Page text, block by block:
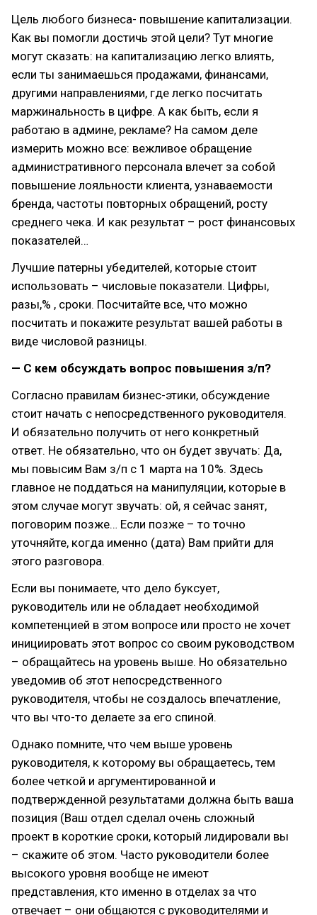
Цель любого бизнеса- повышение капитализации.
Как вы помогли достичь этой цели? Тут многие
могут сказать: на капитализацию легко влиять,
если ты занимаешься продажами, финансами,
другими направлениями, где легко посчитать
маржинальность в цифре. А как быть, если я
работаю в админе, рекламе? На самом деле
измерить можно все: вежливое обращение
административного персонала влечет за собой
повышение лояльности клиента, узнаваемости
бренда, частоты повторных обращений, росту
среднего чека. И как результат – рост финансовых
показателей…
Лучшие патерны убедителей, которые стоит
использовать – числовые показатели. Цифры,
разы,% , сроки. Посчитайте все, что можно
посчитать и покажите результат вашей работы в
виде числовой разницы.
— С кем обсуждать вопрос повышения з/п?
Согласно правилам бизнес-этики, обсуждение
стоит начать с непосредственного руководителя.
И обязательно получить от него конкретный
ответ. Не обязательно, что он будет звучать: Да,
мы повысим Вам з/п с 1 марта на 10%. Здесь
главное не поддаться на манипуляции, которые в
этом случае могут звучать: ой, я сейчас занят,
поговорим позже… Если позже – то точно
уточняйте, когда именно (дата) Вам прийти для
этого разговора.
Если вы понимаете, что дело буксует,
руководитель или не обладает необходимой
компетенцией в этом вопросе или просто не хочет
инициировать этот вопрос со своим руководством
– обращайтесь на уровень выше. Но обязательно
уведомив об этот непосредственного
руководителя, чтобы не создалось впечатление,
что вы что-то делаете за его спиной.
Однако помните, что чем выше уровень
руководителя, к которому вы обращаетесь, тем
более четкой и аргументированной и
подтвержденной результатами должна быть ваша
позиция (Ваш отдел сделал очень сложный
проект в короткие сроки, который лидировали вы
– скажите об этом. Часто руководители более
высокого уровня вообще не имеют
представления, кто именно в отделах за что
отвечает – они общаются с руководителями и